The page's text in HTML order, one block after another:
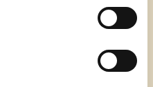
in 't Hof te
zijn wie je bent' heel